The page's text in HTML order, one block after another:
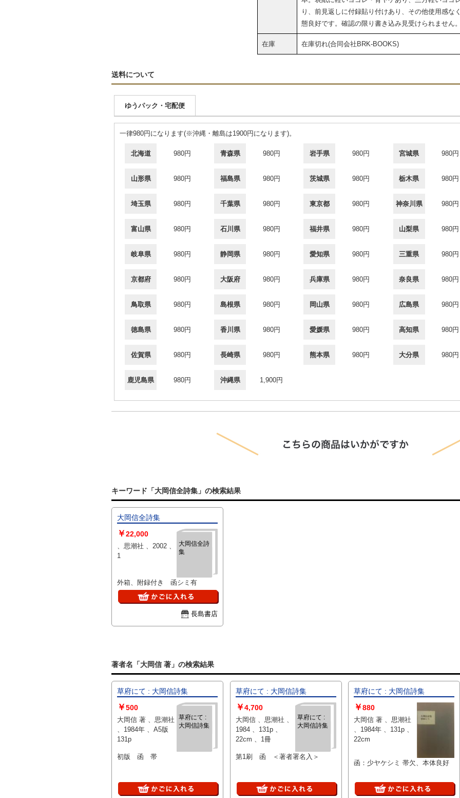
り、前見返しに付録貼り付けあり、その他使用感な
態良好です。確認の限り書き込み見受けられません。
在庫 在庫切れ(合同会社BRK-BOOKS)
送料について
ゆうパック・宅配便
一律980円になります(※沖縄・離島は1900円になります)。
北海道 980円 青森県 980円 岩手県 980円 宮城県 980円
山形県 980円 福島県 980円 茨城県 980円 栃木県 980円
埼玉県 980円 千葉県 980円 東京都 980円 神奈川県 980円
富山県 980円 石川県 980円 福井県 980円 山梨県 980円
岐阜県 980円 静岡県 980円 愛知県 980円 三重県 980円
京都府 980円 大阪府 980円 兵庫県 980円 奈良県 980円
鳥取県 980円 島根県 980円 岡山県 980円 広島県 980円
徳島県 980円 香川県 980円 愛媛県 980円 高知県 980円
佐賀県 980円 長崎県 980円 熊本県 980円 大分県 980円
鹿児島県 980円 沖縄県 1,900円
キーワード「大岡信全詩集」の検索結果
大岡信全詩集
大岡信全詩
集
￥22,000
、思潮社 、2002 、
1
外箱、附録付き 函シミ有
長島書店
著者名「大岡信 著」の検索結果
草府にて : 大岡信詩集
草府にて :
大岡信詩集
￥500
大岡信 著 、思潮社
、1984年 、A5版
131p
初版 函 帯
草府にて : 大岡信詩集
草府にて :
大岡信詩集
￥4,700
大岡信 、思潮社 、
1984 、131p 、
22cm 、1冊
第1刷 函 ＜著者署名入＞
草府にて : 大岡信詩集
￥880
大岡信 著 、思潮社
、1984年 、131p 、
22cm
函：少ヤケシミ 帯欠、本体良好